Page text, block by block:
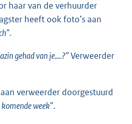
haar van de verhuurder
heeft ook foto’s aan
gehad van je….?”Verweerder
verweerder doorgestuurd
week”.